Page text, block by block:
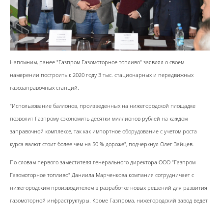
Напомним, ранее "Газпром Газомоторное топливо" заявлял о своем
намерении построить к 2020 году 3 тыс. стационарных и передвижных
газозаправочных станций.
"Использование баллонов, произведенных на нижегородской площадке
позволит Газпрому сэкономить десятки миллионов рублей на каждом
заправочной комплексе, так как импортное оборудование с учетом роста
курса валют стоит более чем на 50 % дороже", подчеркнул Олег Зайцев.
По словам первого заместителя генерального директора ООО "Газпром
Газомоторное топливо" Даниила Марченкова компания сотрудничает с
нижегородским производителем в разработке новых решений для развития
газомоторной инфраструктуры. Кроме Газпрома, нижегородский завод ведет